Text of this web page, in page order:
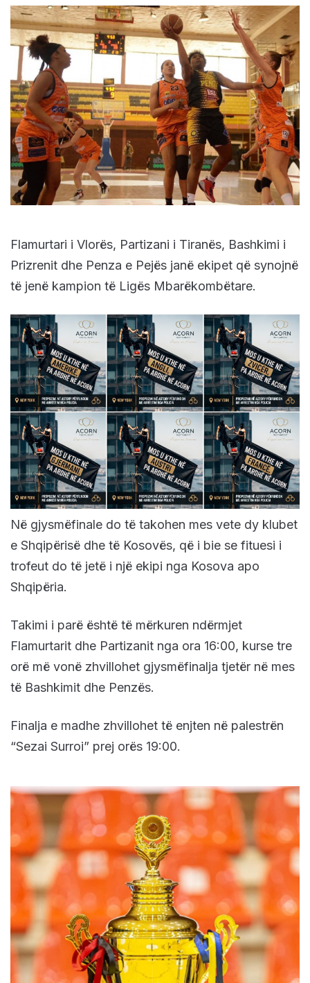
Flamurtari i Vlorës, Partizani i Tiranës, Bashkimi i
Prizrenit dhe Penza e Pejës janë ekipet që synojnë
të jenë kampion të Ligës Mbarëkombëtare.
Në gjysmëfinale do të takohen mes vete dy klubet
e Shqipërisë dhe të Kosovës, që i bie se fituesi i
trofeut do të jetë i një ekipi nga Kosova apo
Shqipëria.
Takimi i parë është të mërkuren ndërmjet
Flamurtarit dhe Partizanit nga ora 16:00, kurse tre
orë më vonë zhvillohet gjysmëfinalja tjetër në mes
të Bashkimit dhe Penzës.
Finalja e madhe zhvillohet të enjten në palestrën
“Sezai Surroi” prej orës 19:00.